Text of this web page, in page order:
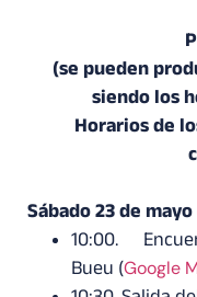
(se pueden
siendo los
Horarios de
Sábado 23 de
10:00.
Bueu (Google